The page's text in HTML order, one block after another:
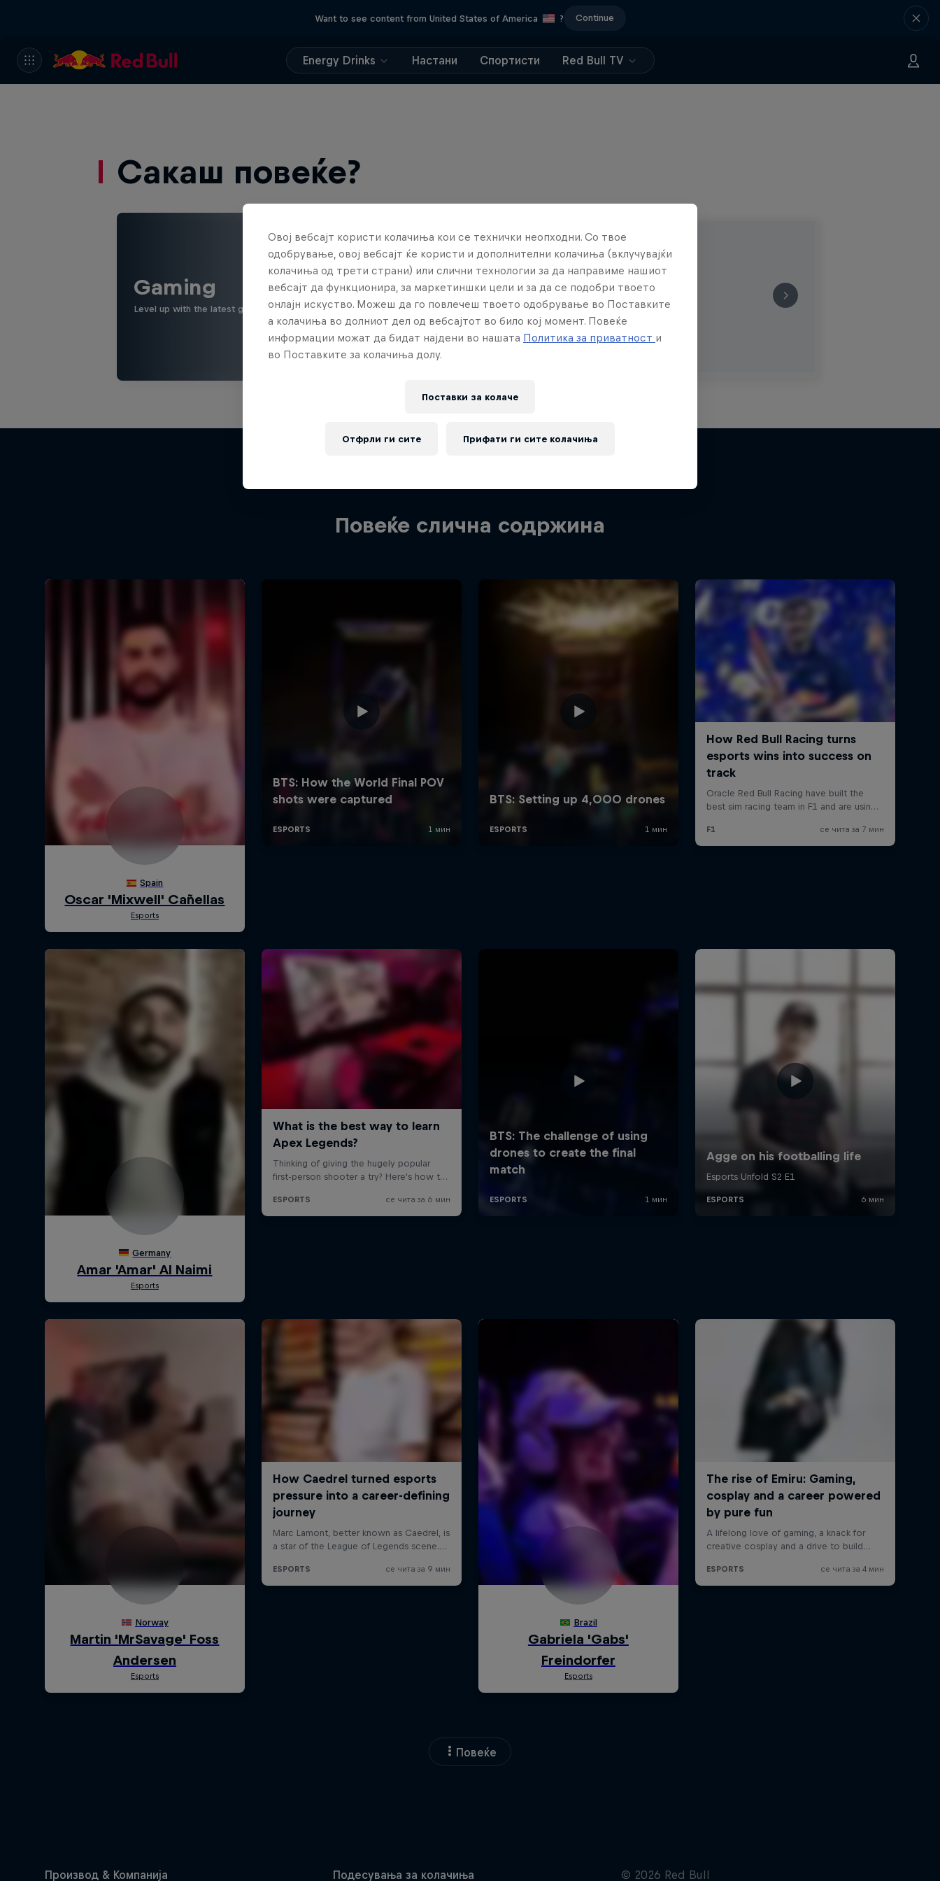
Want to see content from United States of America ? Continue
Energy Drinks Настани Спортисти Red Bull TV
Сакаш повеќе?
Gaming
Level up with the latest games and esports news, reviews and films. Learn tips on how to improve …
Повеќе слична содржина
Повеќе
Овој вебсајт користи колачиња кои се технички неопходни. Со твое
одобрување, овој вебсајт ќе користи и дополнителни колачиња (вклучувајќи
колачиња од трети страни) или слични технологии за да направиме нашиот
вебсајт да функционира, за маркетиншки цели и за да се подобри твоето
онлајн искуство. Можеш да го повлечеш твоето одобрување во Поставките
а колачиња во долниот дел од вебсајтот во било кој момент. Повеќе
информации можат да бидат најдени во нашата Политика за приватност и
во Поставките за колачиња долу.
Поставки за колачe
Отфрли ги сите Прифати ги сите колачиња